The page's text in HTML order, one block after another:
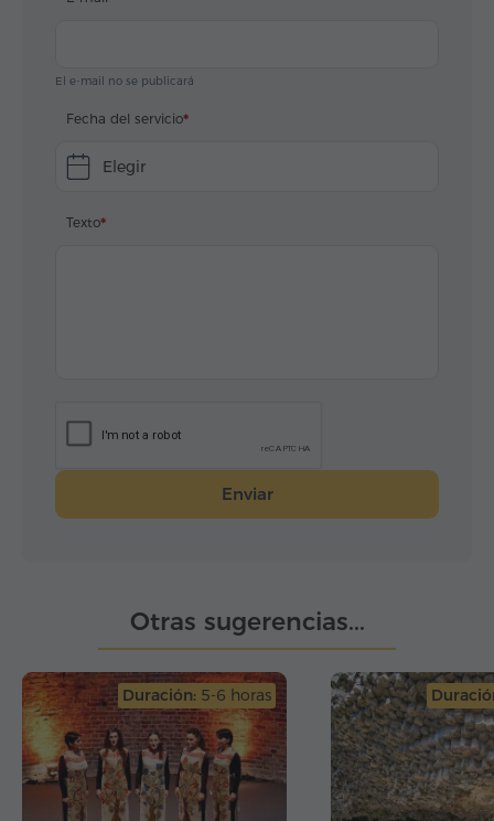
El e-mail no se publicará
Fecha del servicio
Elegir
Texto
Enviar
Otras sugerencias...
Duración: 5-6 horas